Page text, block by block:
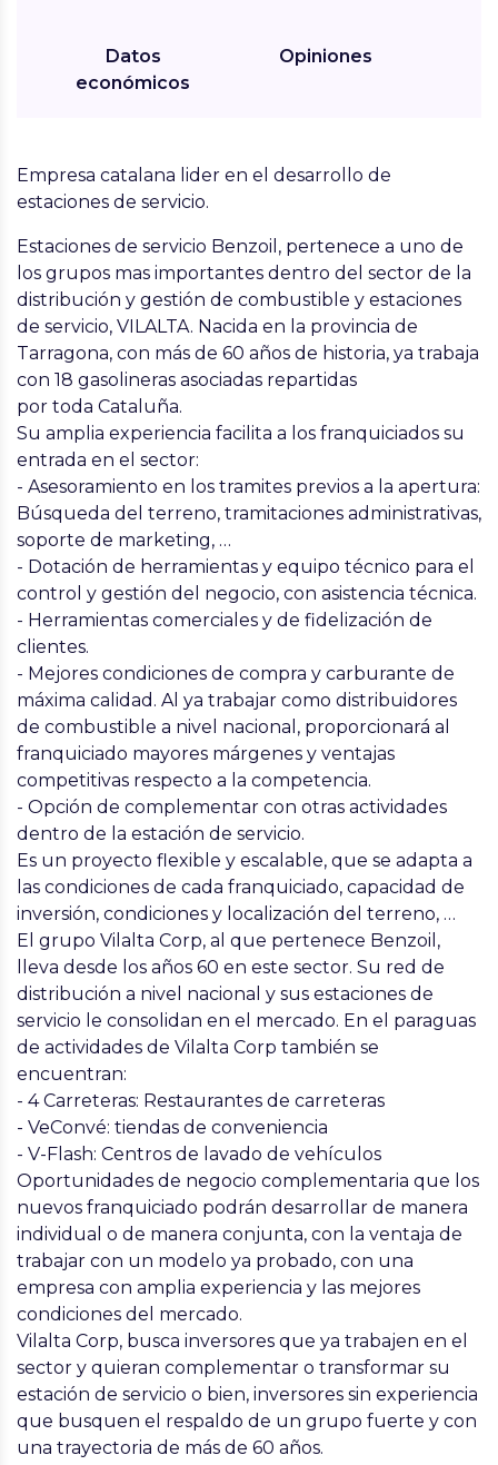
Datos
económicos
Opiniones
Empresa catalana lider en el desarrollo de
estaciones de servicio.
Estaciones de servicio Benzoil, pertenece a uno de
los grupos mas importantes dentro del sector de la
distribución y gestión de combustible y estaciones
de servicio, VILALTA. Nacida en la provincia de
Tarragona, con más de 60 años de historia, ya trabaja
con 18 gasolineras asociadas repartidas
por toda Cataluña.
Su amplia experiencia facilita a los franquiciados su
entrada en el sector:
- Asesoramiento en los tramites previos a la apertura:
Búsqueda del terreno, tramitaciones administrativas,
soporte de marketing, …
- Dotación de herramientas y equipo técnico para el
control y gestión del negocio, con asistencia técnica.
- Herramientas comerciales y de fidelización de
clientes.
- Mejores condiciones de compra y carburante de
máxima calidad. Al ya trabajar como distribuidores
de combustible a nivel nacional, proporcionará al
franquiciado mayores márgenes y ventajas
competitivas respecto a la competencia.
- Opción de complementar con otras actividades
dentro de la estación de servicio.
Es un proyecto flexible y escalable, que se adapta a
las condiciones de cada franquiciado, capacidad de
inversión, condiciones y localización del terreno, …
El grupo Vilalta Corp, al que pertenece Benzoil,
lleva desde los años 60 en este sector. Su red de
distribución a nivel nacional y sus estaciones de
servicio le consolidan en el mercado. En el paraguas
de actividades de Vilalta Corp también se
encuentran:
- 4 Carreteras: Restaurantes de carreteras
- VeConvé: tiendas de conveniencia
- V-Flash: Centros de lavado de vehículos
Oportunidades de negocio complementaria que los
nuevos franquiciado podrán desarrollar de manera
individual o de manera conjunta, con la ventaja de
trabajar con un modelo ya probado, con una
empresa con amplia experiencia y las mejores
condiciones del mercado.
Vilalta Corp, busca inversores que ya trabajen en el
sector y quieran complementar o transformar su
estación de servicio o bien, inversores sin experiencia
que busquen el respaldo de un grupo fuerte y con
una trayectoria de más de 60 años.